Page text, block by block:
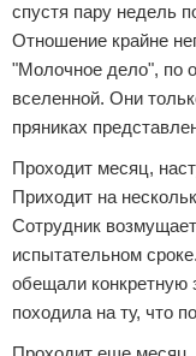
спустя пару недель
Отношение крайне
"Молочное дело", по
вселенной. Они
пряниках
Проходит месяц,
Приходит на
Сотрудник
испытательном
обещали конкретную
походила на ту, что